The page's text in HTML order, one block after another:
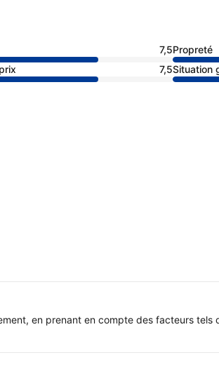
7,5Propreté
7,5Situation
en prenant en compte des facteurs tels